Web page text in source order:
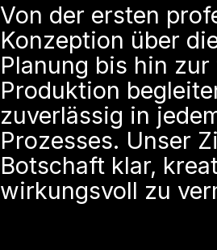
Von der ersten
Konzeption über
Planung bis hin zur
Produktion
zuverlässig in
Prozesses. Unser
Botschaft klar,
wirkungsvoll zu